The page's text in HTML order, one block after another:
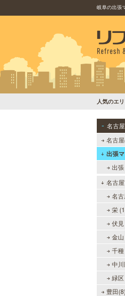
岐阜の出張
人気のエ
名古
名古
出張
出
名古
名
栄
伏
金
千
中
緑
豊田(8)